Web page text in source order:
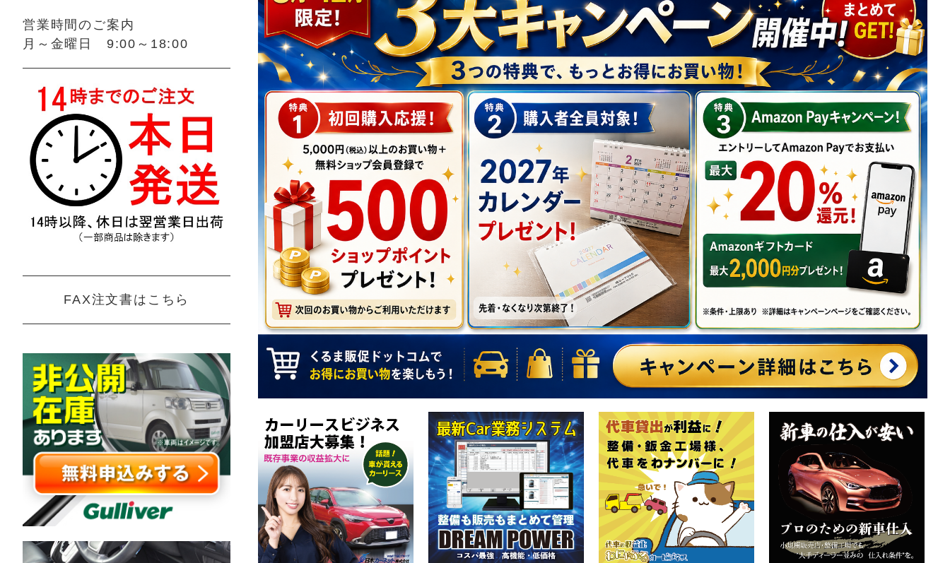
営業時間のご案内
月～金曜日 9:00～18:00
FAX注文書はこちら